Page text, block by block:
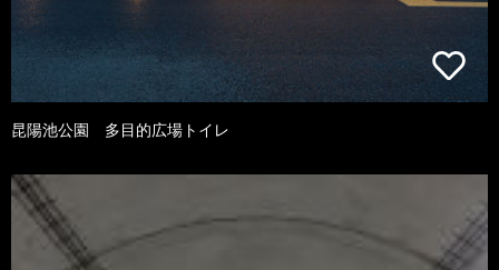
昆陽池公園 多目的広場トイレ